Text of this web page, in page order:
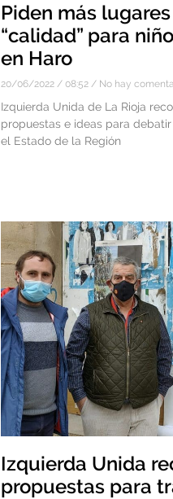
Piden más
“calidad” para
en Haro
20/06/2022 08:52 No hay
Izquierda Unida de La Rioja
propuestas e ideas para
el Estado de la Región
Izquierda Unida
propuestas para